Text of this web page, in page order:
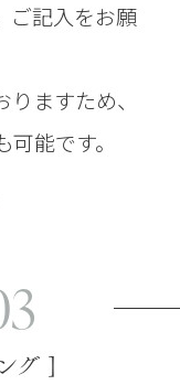
ご記入をお願
ますため、
能です。
グ ]